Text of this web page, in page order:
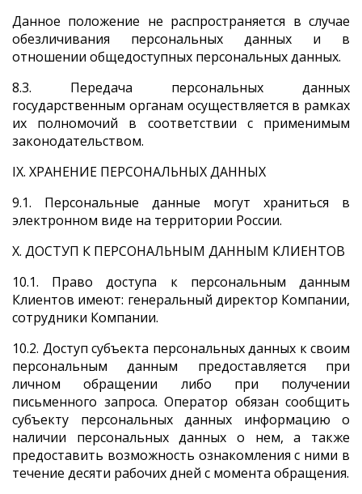
Данное положение не распространяется в случае
обезличивания персональных данных и в
отношении общедоступных персональных данных.
8.3. Передача персональных данных
государственным органам осуществляется в рамках
их полномочий в соответствии с применимым
законодательством.
IХ. ХРАНЕНИЕ ПЕРСОНАЛЬНЫХ ДАННЫХ
9.1. Персональные данные могут храниться в
электронном виде на территории России.
X. ДОСТУП К ПЕРСОНАЛЬНЫМ ДАННЫМ КЛИЕНТОВ
10.1. Право доступа к персональным данным
Клиентов имеют: генеральный директор Компании,
сотрудники Компании.
10.2. Доступ субъекта персональных данных к своим
персональным данным предоставляется при
личном обращении либо при получении
письменного запроса. Оператор обязан сообщить
субъекту персональных данных информацию о
наличии персональных данных о нем, а также
предоставить возможность ознакомления с ними в
течение десяти рабочих дней с момента обращения.